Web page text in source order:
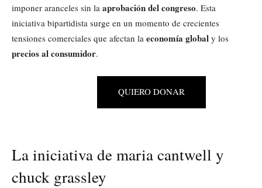
imponer aranceles sin la aprobación del congreso. Esta
iniciativa bipartidista surge en un momento de crecientes
tensiones comerciales que afectan la economía global y los
precios al consumidor.
QUIERO DONAR
La iniciativa de maria cantwell y
chuck grassley